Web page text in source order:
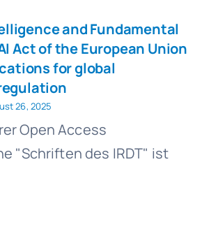
and Fundamental
Act of the European Union
for global
26, 2025
Open Access
"Schriften des IRDT" ist